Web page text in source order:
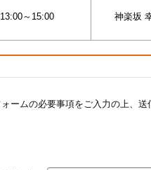
13:00～15:00 神楽坂